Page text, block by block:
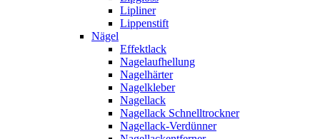
Lipliner
Lippenstift
Nägel
Effektlack
Nagelaufhellung
Nagelhärter
Nagelkleber
Nagellack
Nagellack Schnelltrockner
Nagellack-Verdünner